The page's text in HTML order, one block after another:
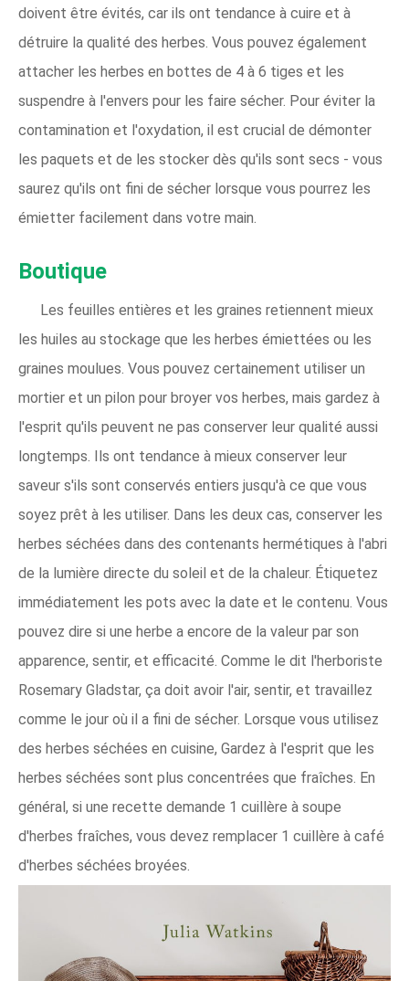
doivent être évités, car ils ont tendance à cuire et à
détruire la qualité des herbes. Vous pouvez également
attacher les herbes en bottes de 4 à 6 tiges et les
suspendre à l'envers pour les faire sécher. Pour éviter la
contamination et l'oxydation, il est crucial de démonter
les paquets et de les stocker dès qu'ils sont secs - vous
saurez qu'ils ont fini de sécher lorsque vous pourrez les
émietter facilement dans votre main.
Boutique
Les feuilles entières et les graines retiennent mieux
les huiles au stockage que les herbes émiettées ou les
graines moulues. Vous pouvez certainement utiliser un
mortier et un pilon pour broyer vos herbes, mais gardez à
l'esprit qu'ils peuvent ne pas conserver leur qualité aussi
longtemps. Ils ont tendance à mieux conserver leur
saveur s'ils sont conservés entiers jusqu'à ce que vous
soyez prêt à les utiliser. Dans les deux cas, conserver les
herbes séchées dans des contenants hermétiques à l'abri
de la lumière directe du soleil et de la chaleur. Étiquetez
immédiatement les pots avec la date et le contenu. Vous
pouvez dire si une herbe a encore de la valeur par son
apparence, sentir, et efficacité. Comme le dit l'herboriste
Rosemary Gladstar, ça doit avoir l'air, sentir, et travaillez
comme le jour où il a fini de sécher. Lorsque vous utilisez
des herbes séchées en cuisine, Gardez à l'esprit que les
herbes séchées sont plus concentrées que fraîches. En
général, si une recette demande 1 cuillère à soupe
d'herbes fraîches, vous devez remplacer 1 cuillère à café
d'herbes séchées broyées.